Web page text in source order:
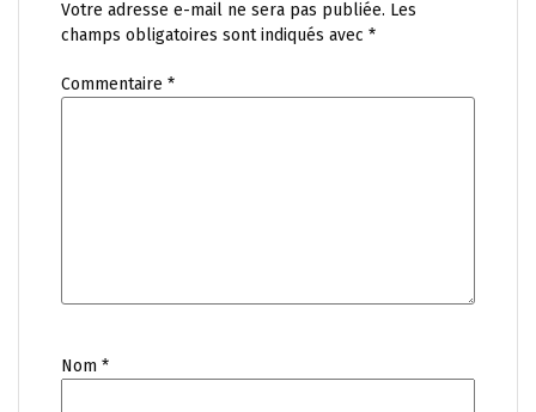
Votre adresse e-mail ne sera pas publiée. Les
champs obligatoires sont indiqués avec *
Commentaire *
Nom *